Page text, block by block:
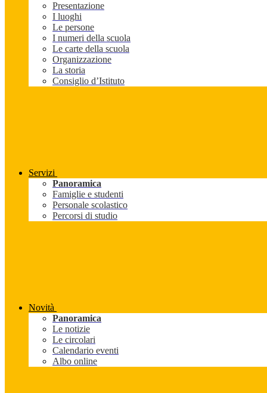
Presentazione
I luoghi
Le persone
I numeri della scuola
Le carte della scuola
Organizzazione
La storia
Consiglio d’Istituto
Servizi
Panoramica
Famiglie e studenti
Personale scolastico
Percorsi di studio
Novità
Panoramica
Le notizie
Le circolari
Calendario eventi
Albo online